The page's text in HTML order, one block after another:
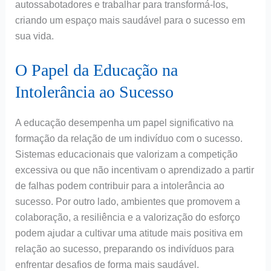
autossabotadores e trabalhar para transformá-los,
criando um espaço mais saudável para o sucesso em
sua vida.
O Papel da Educação na
Intolerância ao Sucesso
A educação desempenha um papel significativo na
formação da relação de um indivíduo com o sucesso.
Sistemas educacionais que valorizam a competição
excessiva ou que não incentivam o aprendizado a partir
de falhas podem contribuir para a intolerância ao
sucesso. Por outro lado, ambientes que promovem a
colaboração, a resiliência e a valorização do esforço
podem ajudar a cultivar uma atitude mais positiva em
relação ao sucesso, preparando os indivíduos para
enfrentar desafios de forma mais saudável.